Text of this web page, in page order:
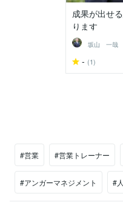
成果が出せ
ります
坂山 一哉
- (1)
#営業 #営業トレーナー
#アンガーマネジメント #